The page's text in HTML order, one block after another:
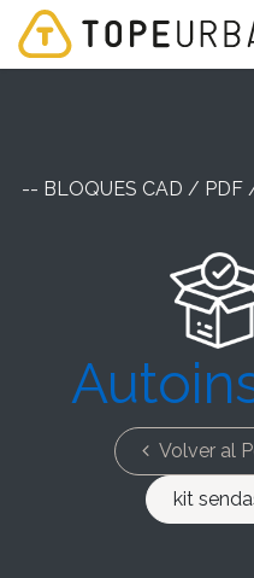
Ir al contenido
-- BLOQUES CAD / PDF
Volver al
kit